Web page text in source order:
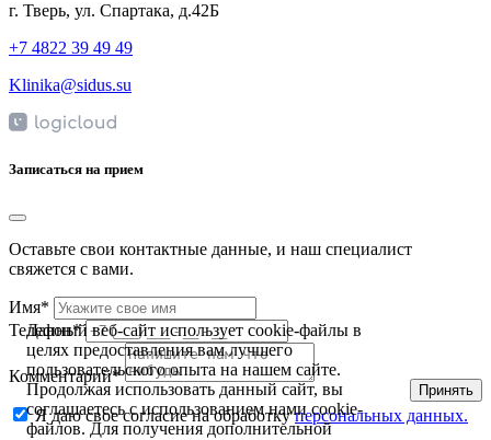
г. Тверь, ул. Спартака, д.42Б
+7 4822 39 49 49
Klinika@sidus.su
Записаться на прием
Оставьте свои контактные данные, и наш специалист
свяжется с вами.
Имя*
Телефон*
Комментарий*
Я даю свое согласие на обработкуперсональных данных.
Данный веб-сайт использует cookie-файлы в
целях предоставления вам лучшего
пользовательского опыта на нашем сайте.
Продолжая использовать данный сайт, вы
соглашаетесь с использованием нами cookie-
файлов. Для получения дополнительной
Принять